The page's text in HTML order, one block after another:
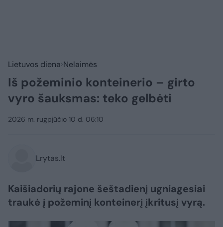
Lietuvos diena Nelaimės
Iš požeminio konteinerio – girto
vyro šauksmas: teko gelbėti
2026 m. rugpjūčio 10 d. 06:10
Lrytas.lt
Kaišiadorių rajone šeštadienį ugniagesiai
traukė į požeminį konteinerį įkritusį vyrą.